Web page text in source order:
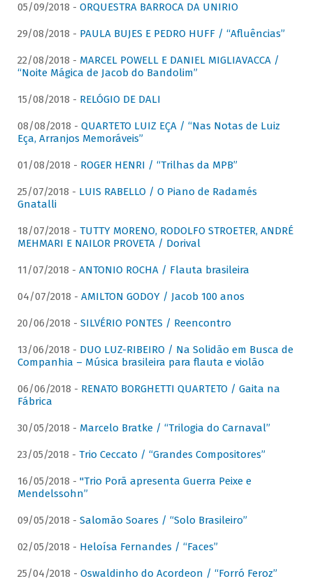
05/09/2018 - ORQUESTRA BARROCA DA UNIRIO
29/08/2018 - PAULA BUJES E PEDRO HUFF / “Afluências”
22/08/2018 - MARCEL POWELL E DANIEL MIGLIAVACCA /
“Noite Mágica de Jacob do Bandolim”
15/08/2018 - RELÓGIO DE DALI
08/08/2018 - QUARTETO LUIZ EÇA / “Nas Notas de Luiz
Eça, Arranjos Memoráveis”
01/08/2018 - ROGER HENRI / “Trilhas da MPB”
25/07/2018 - LUIS RABELLO / O Piano de Radamés
Gnatalli
18/07/2018 - TUTTY MORENO, RODOLFO STROETER, ANDRÉ
MEHMARI E NAILOR PROVETA / Dorival
11/07/2018 - ANTONIO ROCHA / Flauta brasileira
04/07/2018 - AMILTON GODOY / Jacob 100 anos
20/06/2018 - SILVÉRIO PONTES / Reencontro
13/06/2018 - DUO LUZ-RIBEIRO / Na Solidão em Busca de
Companhia – Música brasileira para flauta e violão
06/06/2018 - RENATO BORGHETTI QUARTETO / Gaita na
Fábrica
30/05/2018 - Marcelo Bratke / “Trilogia do Carnaval”
23/05/2018 - Trio Ceccato / “Grandes Compositores”
16/05/2018 - "Trio Porã apresenta Guerra Peixe e
Mendelssohn”
09/05/2018 - Salomão Soares / “Solo Brasileiro”
02/05/2018 - Heloísa Fernandes / “Faces”
25/04/2018 - Oswaldinho do Acordeon / “Forró Feroz”